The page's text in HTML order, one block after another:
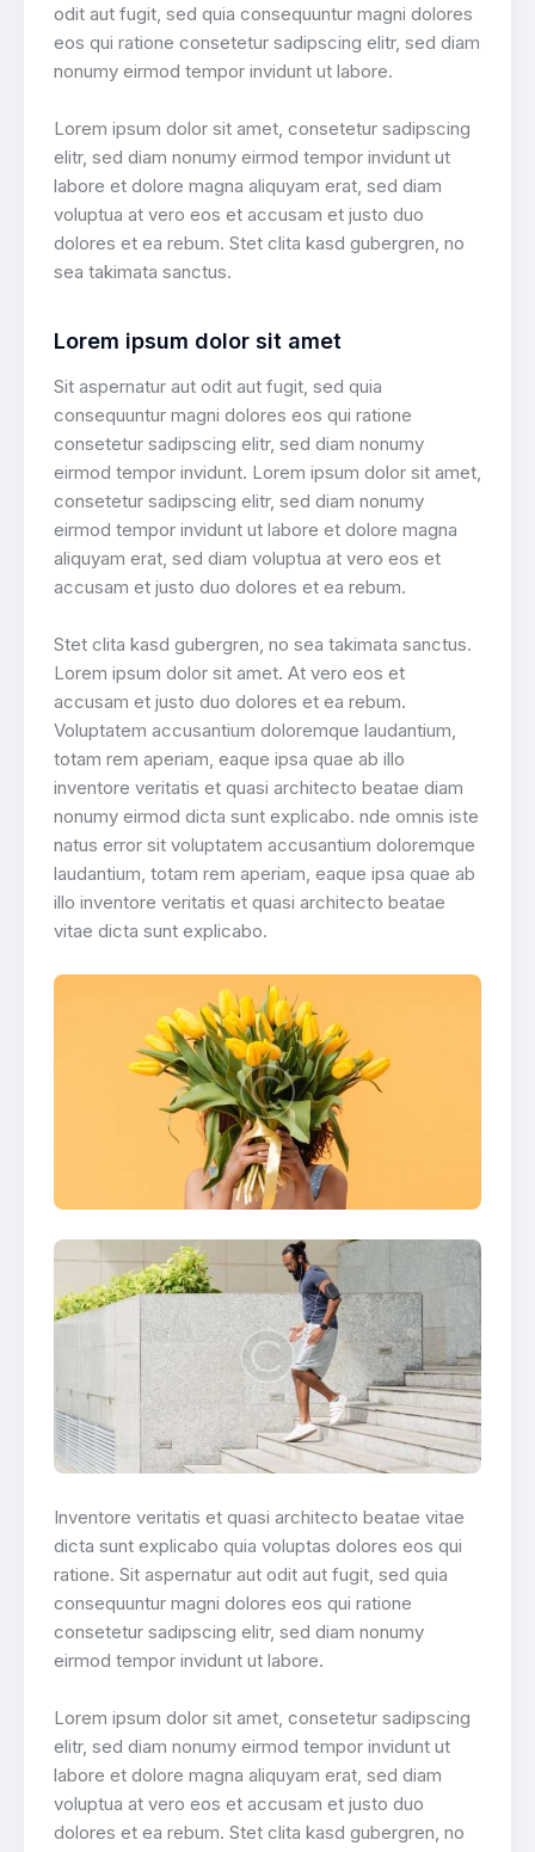
odit aut fugit, sed quia consequuntur magni dolores
eos qui ratione consetetur sadipscing elitr, sed diam
nonumy eirmod tempor invidunt ut labore.
Lorem ipsum dolor sit amet, consetetur sadipscing
elitr, sed diam nonumy eirmod tempor invidunt ut
labore et dolore magna aliquyam erat, sed diam
voluptua at vero eos et accusam et justo duo
dolores et ea rebum. Stet clita kasd gubergren, no
sea takimata sanctus.
Lorem ipsum dolor sit amet
Sit aspernatur aut odit aut fugit, sed quia
consequuntur magni dolores eos qui ratione
consetetur sadipscing elitr, sed diam nonumy
eirmod tempor invidunt. Lorem ipsum dolor sit amet,
consetetur sadipscing elitr, sed diam nonumy
eirmod tempor invidunt ut labore et dolore magna
aliquyam erat, sed diam voluptua at vero eos et
accusam et justo duo dolores et ea rebum.
Stet clita kasd gubergren, no sea takimata sanctus.
Lorem ipsum dolor sit amet. At vero eos et
accusam et justo duo dolores et ea rebum.
Voluptatem accusantium doloremque laudantium,
totam rem aperiam, eaque ipsa quae ab illo
inventore veritatis et quasi architecto beatae diam
nonumy eirmod dicta sunt explicabo. nde omnis iste
natus error sit voluptatem accusantium doloremque
laudantium, totam rem aperiam, eaque ipsa quae ab
illo inventore veritatis et quasi architecto beatae
vitae dicta sunt explicabo.
Inventore veritatis et quasi architecto beatae vitae
dicta sunt explicabo quia voluptas dolores eos qui
ratione. Sit aspernatur aut odit aut fugit, sed quia
consequuntur magni dolores eos qui ratione
consetetur sadipscing elitr, sed diam nonumy
eirmod tempor invidunt ut labore.
Lorem ipsum dolor sit amet, consetetur sadipscing
elitr, sed diam nonumy eirmod tempor invidunt ut
labore et dolore magna aliquyam erat, sed diam
voluptua at vero eos et accusam et justo duo
dolores et ea rebum. Stet clita kasd gubergren, no